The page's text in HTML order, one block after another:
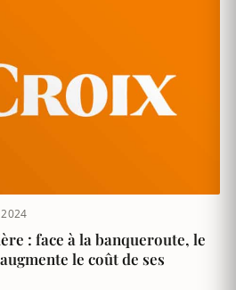
: face à la banqueroute, le
le coût de ses